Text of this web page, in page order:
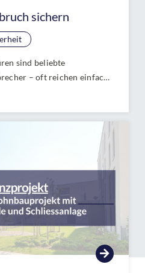
sichern
sind beliebte
– oft reichen einfache
Panzerriegeln und
Sie in unserem
und Balkontüren effektiv
so für mehr Sicherheit